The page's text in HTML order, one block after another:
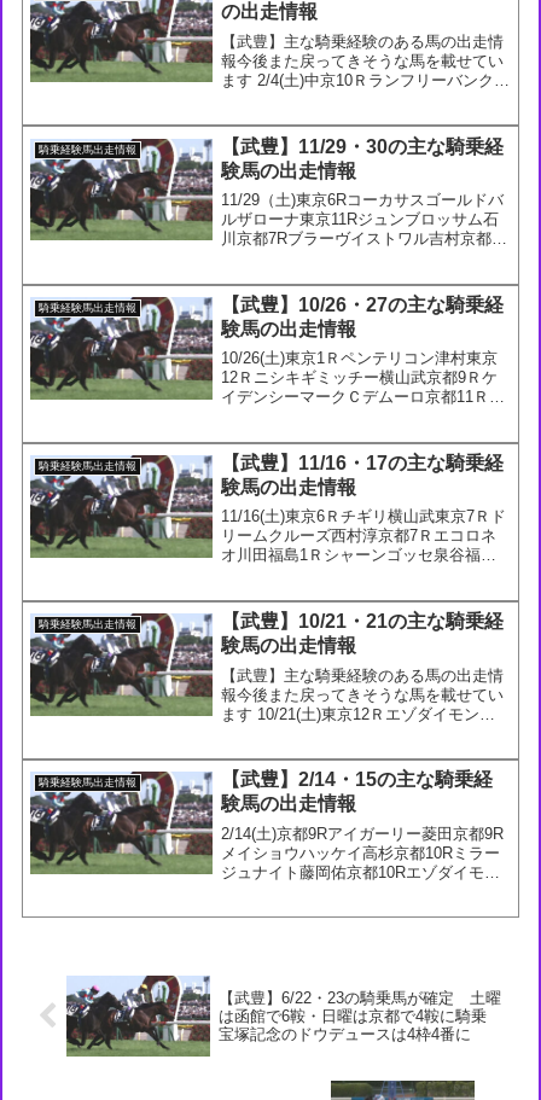
の出走情報
【武豊】主な騎乗経験のある馬の出走情
報今後また戻ってきそうな馬を載せてい
ます 2/4(土)中京10Ｒランフリーバンクス
ゲンパチハマジ鮫島克中京10Ｒヒロシゲ
ゴ...
騎乗経験馬出走情報
【武豊】11/29・30の主な騎乗経
験馬の出走情報
11/29（土)東京6Rコーカサスゴールドバ
ルザローナ東京11Rジュンブロッサム石
川京都7Rブラーヴイストワル吉村京都
ヤテラ川田今週はジャパンCでアドマイ
ヤ...
騎乗経験馬出走情報
【武豊】10/26・27の主な騎乗経
験馬の出走情報
10/26(土)東京1Ｒペンテリコン津村東京
12Ｒニシキギミッチー横山武京都9Ｒケ
イデンシーマークＣデムーロ京都11Ｒセ
はこれといったお手馬は出ていないね
騎乗経験馬出走情報
【武豊】11/16・17の主な騎乗経
験馬の出走情報
11/16(土)東京6Ｒチギリ横山武東京7Ｒド
リームクルーズ西村淳京都7Ｒエコロネ
オ川田福島1Ｒシャーンゴッセ泉谷福島3
島9Ｒエイトスターズ吉田隼福島11Ｒレ
ッドアヴァ...
騎乗経験馬出走情報
【武豊】10/21・21の主な騎乗経
験馬の出走情報
【武豊】主な騎乗経験のある馬の出走情
報今後また戻ってきそうな馬を載せてい
ます 10/21(土)東京12Ｒエゾダイモンモ
京12Ｒフォーワンセルフ原田東京12Ｒ
サ...
騎乗経験馬出走情報
【武豊】2/14・15の主な騎乗経
験馬の出走情報
2/14(土)京都9Rアイガーリー菱田京都9R
メイショウハッケイ高杉京都10Rミラー
ジュナイト藤岡佑京都10Rエゾダイモン
【武豊】6/22・23の騎乗馬が確定 土曜
は函館で6鞍・日曜は京都で4鞍に騎乗
宝塚記念のドウデュースは4枠4番に